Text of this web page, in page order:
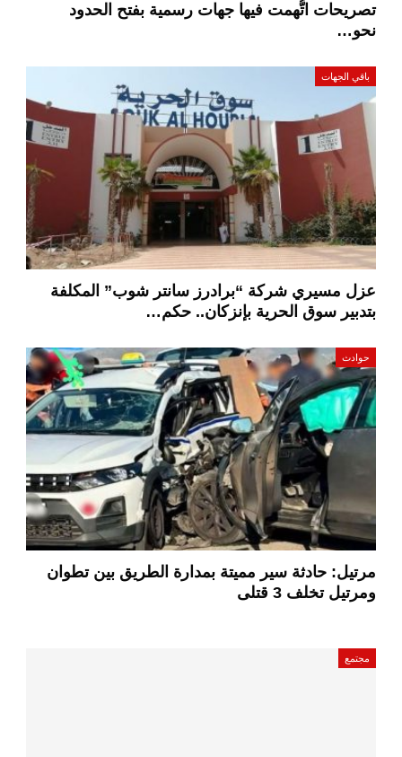
تصريحات اتُّهمت فيها جهات رسمية بفتح الحدود
نحو…
باقي الجهات
عزل مسيري شركة “برادرز سانتر شوب” المكلفة
بتدبير سوق الحرية بإنزكان.. حكم…
حوادث
مرتيل: حادثة سير مميتة بمدارة الطريق بين تطوان
ومرتيل تخلف 3 قتلى
مجتمع